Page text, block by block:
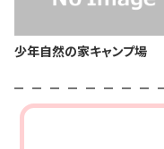
少年自然の家キャンプ場